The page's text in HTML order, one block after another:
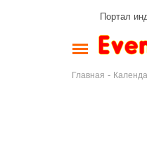
Портал
Главная -